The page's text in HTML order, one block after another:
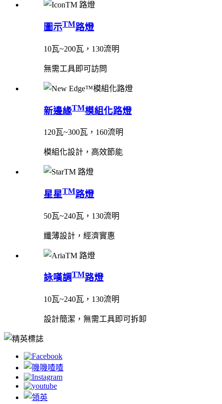
圖示TM路燈
10瓦~200瓦，130流明
無需工具即可訪問
新邊緣TM模組化路燈
120瓦~300瓦，160流明
模組化設計，高效節能
星星TM路燈
50瓦~240瓦，130流明
纖薄設計，經濟實惠
詠嘆調TM路燈
10瓦~240瓦，130流明
設計簡潔，無需工具即可拆卸